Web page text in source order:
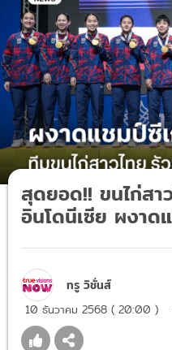
สุดยอด!! ขนไก่สา
อินโดนีเซีย ผงา
ทรู วิชั่นส์
10 ธันวาคม 2568 ( 20:00 )